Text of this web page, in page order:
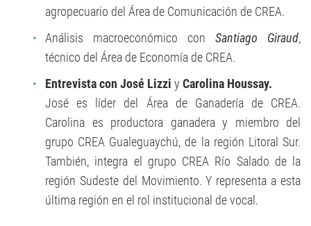
agropecuario del Área de Comunicación de CREA.
Análisis macroeconómico con Santiago Giraud,
técnico del Área de Economía de CREA.
Entrevista con José Lizzi y Carolina Houssay.
José es líder del Área de Ganadería de CREA.
Carolina es productora ganadera y miembro del
grupo CREA Gualeguaychú, de la región Litoral Sur.
También, integra el grupo CREA Río Salado de la
región Sudeste del Movimiento. Y representa a esta
última región en el rol institucional de vocal.